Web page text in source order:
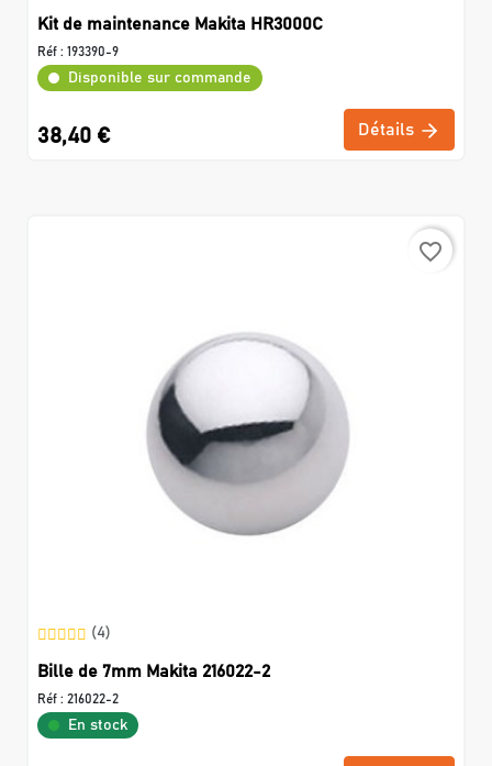
Kit de maintenance Makita HR3000C
Réf : 193390-9
Disponible sur commande
38,40 € Détails
favorite_border
(4)
Bille de 7mm Makita 216022-2
Réf : 216022-2
En stock